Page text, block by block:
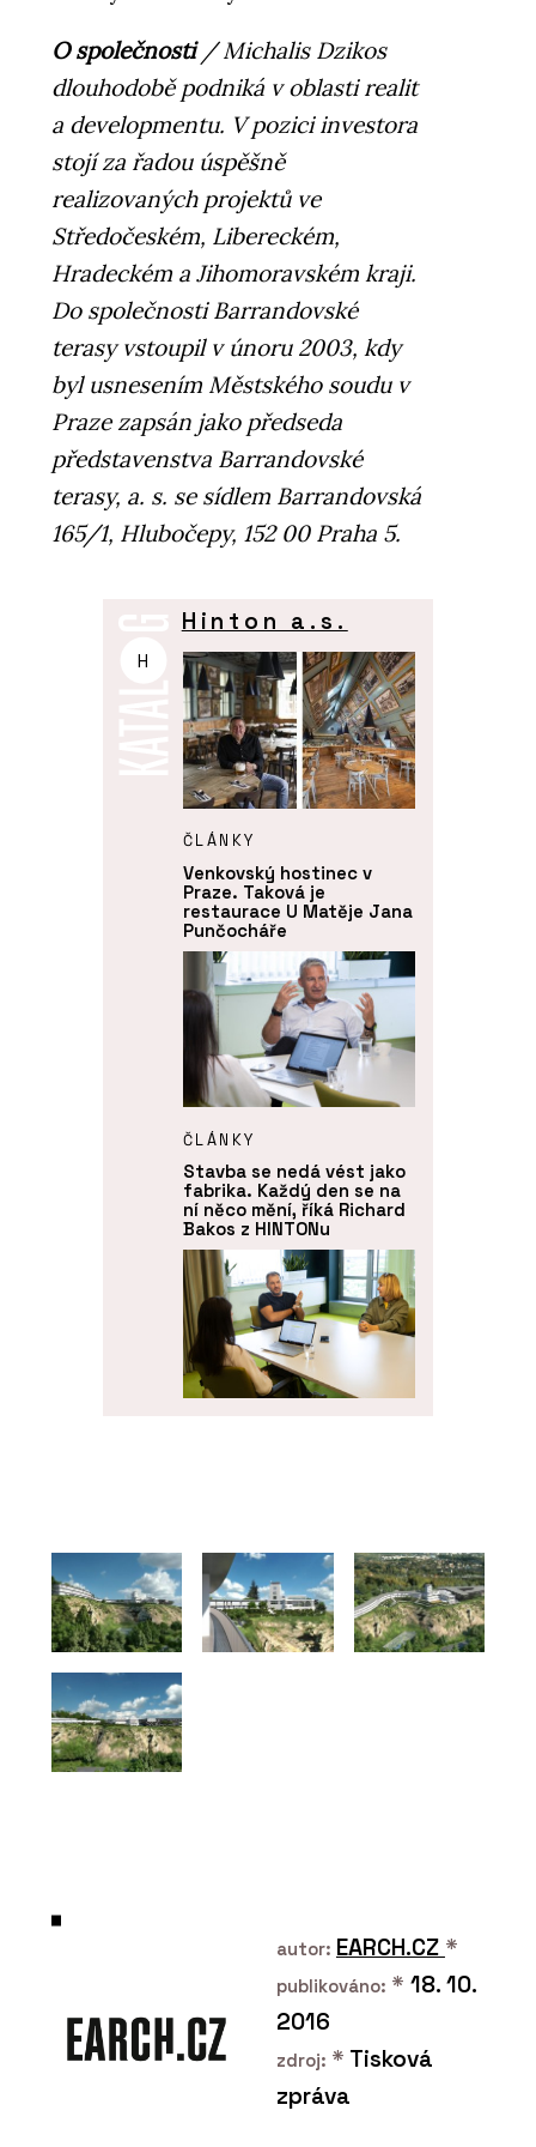
O společnosti/ Michalis Dzikos
dlouhodobě podniká v oblasti realit
a developmentu. V pozici investora
stojí za řadou úspěšně
realizovaných projektů ve
Středočeském, Libereckém,
Hradeckém a Jihomoravském kraji.
Do společnosti Barrandovské
terasy vstoupil v únoru 2003, kdy
byl usnesením Městského soudu v
Praze zapsán jako předseda
představenstva Barrandovské
terasy, a. s. se sídlem Barrandovská
165/1, Hlubočepy, 152 00 Praha 5.
H
Hinton a.s.
ČLÁNKY
Venkovský hostinec v
Praze. Taková je
restaurace U Matěje Jana
Punčocháře
ČLÁNKY
Stavba se nedá vést jako
fabrika. Každý den se na
ní něco mění, říká Richard
Bakos z HINTONu
HINTONu
autor: EARCH.CZ *
publikováno: * 18. 10.
2016
zdroj: * Tisková
zpráva